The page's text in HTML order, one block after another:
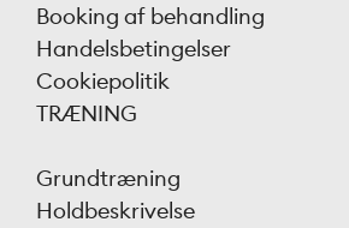
Booking af behandling
Handelsbetingelser
Cookiepolitik
TRÆNING
Grundtræning
Holdbeskrivelse